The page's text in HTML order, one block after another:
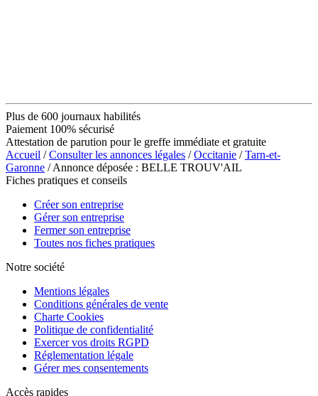
Plus de 600 journaux habilités
Paiement 100% sécurisé
Attestation de parution pour le greffe immédiate et gratuite
Accueil /Consulter les annonces légales /Occitanie /Tarn-et-
Garonne / Annonce déposée : BELLE TROUV'AIL
Fiches pratiques et conseils
Créer son entreprise
Gérer son entreprise
Fermer son entreprise
Toutes nos fiches pratiques
Notre société
Mentions légales
Conditions générales de vente
Charte Cookies
Politique de confidentialité
Exercer vos droits RGPD
Réglementation légale
Gérer mes consentements
Accès rapides